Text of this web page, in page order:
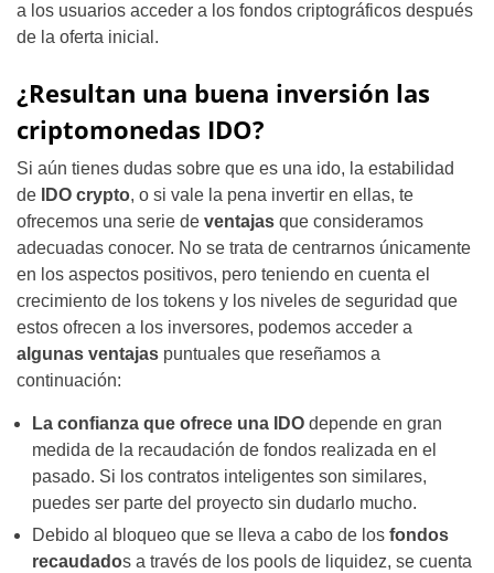
a los usuarios acceder a los fondos criptográficos después
de la oferta inicial.
¿Resultan una buena inversión las
criptomonedas IDO?
Si aún tienes dudas sobre que es una ido, la estabilidad
de
IDO crypto, o si vale la pena invertir en ellas, te
ofrecemos una serie de ventajas que consideramos
adecuadas conocer. No se trata de centrarnos únicamente
en los aspectos positivos, pero teniendo en cuenta el
crecimiento de los tokens y los niveles de seguridad que
estos ofrecen a los inversores, podemos acceder a
algunas ventajas puntuales que reseñamos a
continuación:
La confianza que ofrece una IDO depende en gran
medida de la recaudación de fondos realizada en el
pasado. Si los contratos inteligentes son similares,
puedes ser parte del proyecto sin dudarlo mucho.
Debido al bloqueo que se lleva a cabo de los fondos
recaudados a través de los pools de liquidez, se cuenta